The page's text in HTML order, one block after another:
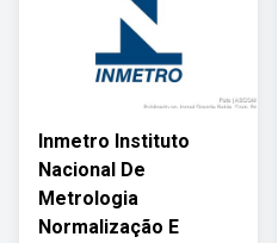
Inmetro Instituto
Nacional De
Metrologia
Normalização E